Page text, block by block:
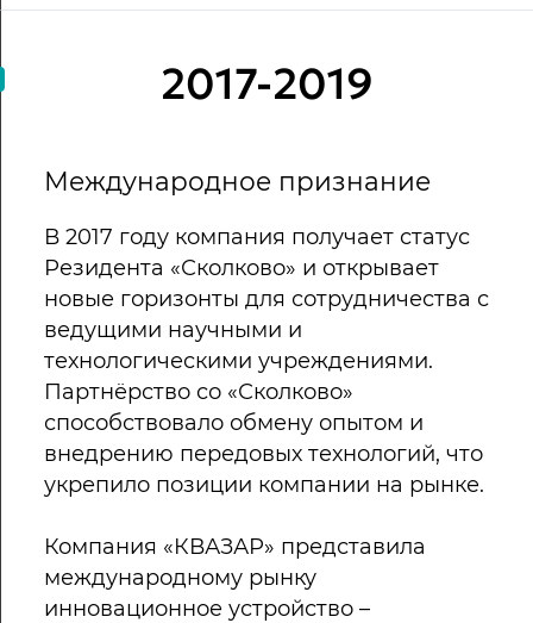
2017-2019
Международное признание
В 2017 году компания получает статус
Резидента «Сколково» и открывает
новые горизонты для сотрудничества с
ведущими научными и
технологическими учреждениями.
Партнёрство со «Сколково»
способствовало обмену опытом и
внедрению передовых технологий, что
укрепило позиции компании на рынке.
Компания «КВАЗАР» представила
международному рынку
инновационное устройство –